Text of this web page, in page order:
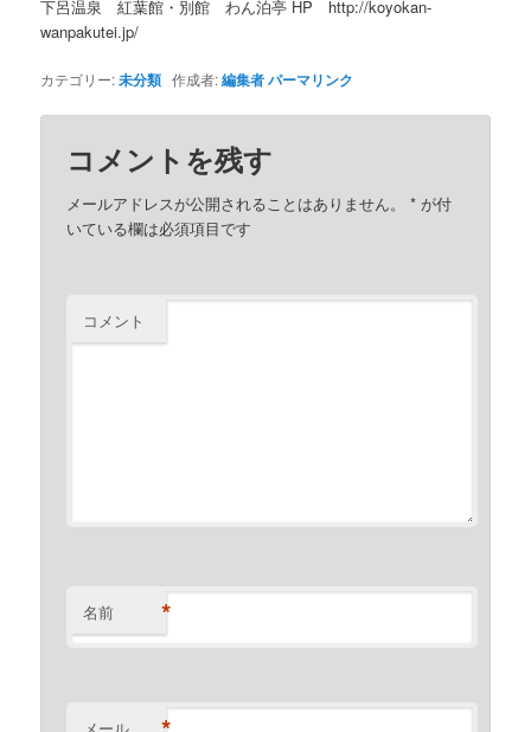
下呂温泉 紅葉館・別館 わん泊亭 HP http://koyokan-
wanpakutei.jp/
カテゴリー:未分類 作成者:編集者パーマリンク
コメントを残す
メールアドレスが公開されることはありません。 * が付
いている欄は必須項目です
コメント
名前 *